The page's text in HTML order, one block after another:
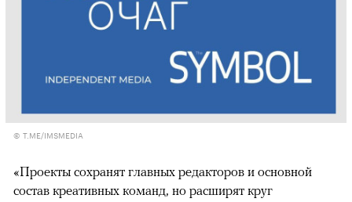
© T.ME/IMSMEDIA
«Проекты сохранят главных редакторов и основной
состав креативных команд, но расширят круг